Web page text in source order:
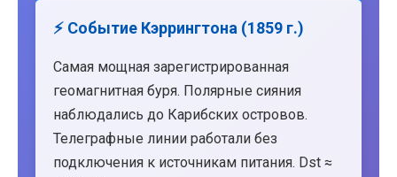
⚡ Событие Кэррингтона (1859 г.)
Самая мощная зарегистрированная
геомагнитная буря. Полярные сияния
наблюдались до Карибских островов.
Телеграфные линии работали без
подключения к источникам питания. Dst ≈